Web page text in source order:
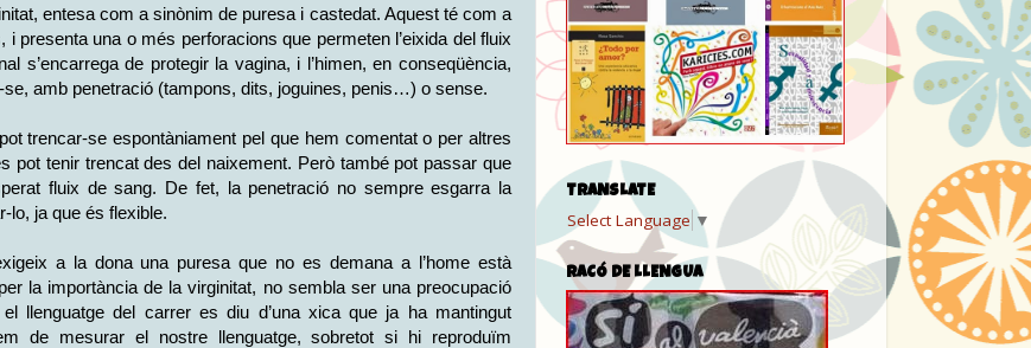
entesa com a sinònim de puresa i castedat. Aquest té com a
i presenta una o més perforacions que permeten l’eixida del fluix
s’encarrega de protegir la vagina, i l’himen, en conseqüència,
amb penetració (tampons, dits, joguines, penis…) o sense.
trencar-se espontàniament pel que hem comentat o per altres
pot tenir trencat des del naixement. Però també pot passar que
fluix de sang. De fet, la penetració no sempre esgarra la
lo, ja que és flexible.
a la dona una puresa que no es demana a l’home està
la importància de la virginitat, no sembla ser una preocupació
llenguatge del carrer es diu d’una xica que ja ha mantingut
de mesurar el nostre llenguatge, sobretot si hi reproduïm
TRANSLATE
Select Language ▼
RACÓ DE LLENGUA